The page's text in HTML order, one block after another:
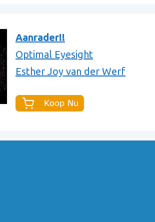
Aanrader!!
Optimal Eyesight
Esther Joy van der Werf